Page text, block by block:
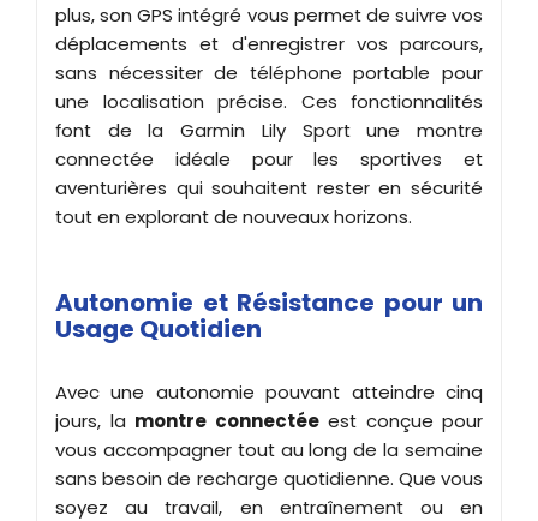
plus, son GPS intégré vous permet de suivre vos
déplacements et d'enregistrer vos parcours,
sans nécessiter de téléphone portable pour
une localisation précise. Ces fonctionnalités
font de la Garmin Lily Sport une montre
connectée idéale pour les sportives et
aventurières qui souhaitent rester en sécurité
tout en explorant de nouveaux horizons.
Autonomie et Résistance pour un
Usage Quotidien
Avec une autonomie pouvant atteindre cinq
jours, la montre connectéeest conçue pour
vous accompagner tout au long de la semaine
sans besoin de recharge quotidienne. Que vous
soyez au travail, en entraînement ou en